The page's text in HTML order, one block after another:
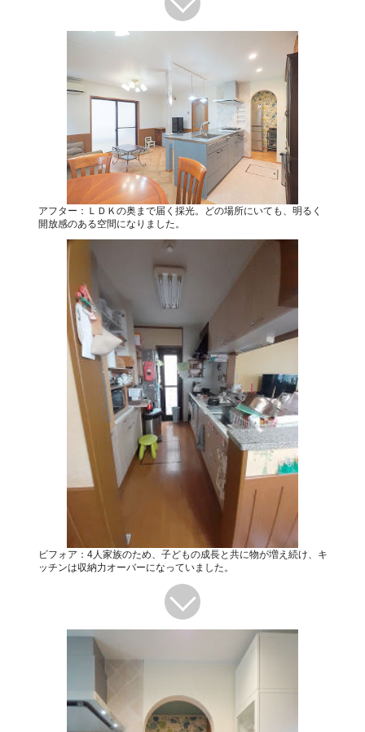
アフター：ＬＤＫの奥まで届く採光。どの場所にいても、明るく
開放感のある空間になりました。
ビフォア：4人家族のため、子どもの成長と共に物が増え続け、キ
ッチンは収納力オーバーになっていました。